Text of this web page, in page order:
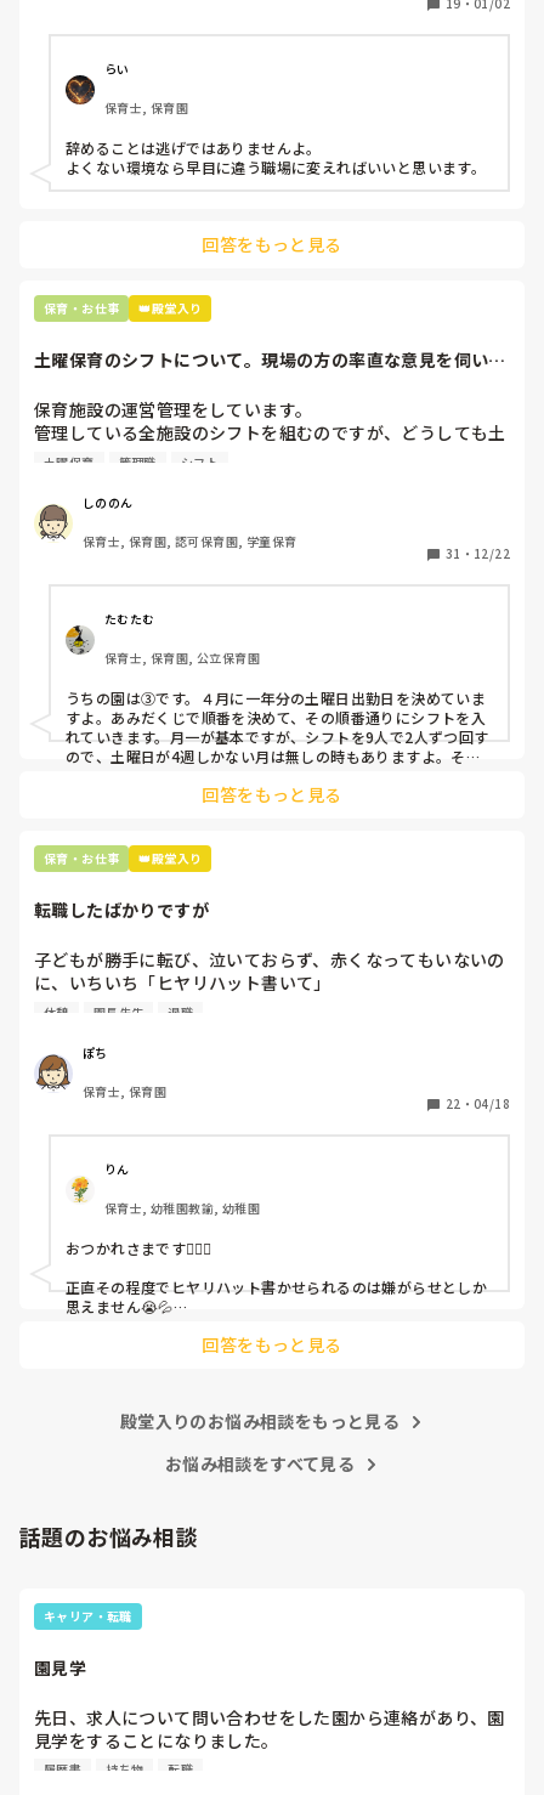
今で言う不適切保育も
仕方ないよね
もう何も言わずに
子どもの言いなりになればいいんだね
などいう意見で…
上の先生に相談することは難しそうです。
最後の職場にしようと思っていましたが
辞めることは逃げ、と、過去辞めた人も何年も言われ続けて
います
らい
保育士, 保育園
辞めることは逃げではありませんよ。
よくない環境なら早目に違う職場に変えればいいと思います。
回答をもっと見る
保育・お仕事 👑殿堂入り
土曜保育のシフトについて。現場の方の率直な意見を伺いた
保育施設の運営管理をしています。
管理している全施設のシフトを組むのですが、どうしても土
曜保育だけは入れる方が少なく、いつも苦労しています。
て入職しているはずですが、いざ勤務が始まると一日も土曜
出勤が出来ない方ばかりです。
①土曜日の希望休は2日まで、と制限をかける
②毎月、必ず土曜保育に入ることのできる日を1日だけピッ
クアップしてもらう
③仮シフトが出た時、土曜出勤が難しければ自身で代わりの
人を交渉して見つけてもらう
上記のいずれかの対策を取り入れることを考えています。
土曜保育 管理職 シフト
しののん
保育士, 保育園, 認可保育園, 学童保育
31 ・ 12/22
たむたむ
保育士, 保育園, 公立保育園
うちの園は③です。４月に一年分の土曜日出勤日を決めていま
すよ。あみだくじで順番を決めて、その順番通りにシフトを入
れていきます。月一が基本ですが、シフトを9人で2人ずつ回す
ので、土曜日が4週しかない月は無しの時もありますよ。その
て貰い、主任に報告してます。
回答をもっと見る
保育・お仕事 👑殿堂入り
転職したばかりですが
子どもが勝手に転び、泣いておらず、赤くなってもいないの
に、いちいち「ヒヤリハット書いて」
と書かされ
（そう言う本人は書かない）
しかも、上司に↑この内容でも
ちゃんと考えて対策を練って書き込むようにと。
呼ばれて一緒に対策を考えさせられること多数
これだけで30〜40分拘束されて辛いです
皆さんの園はどうですか?
休憩 園長先生 退職
ぽち
保育士, 保育園
22 ・ 04/18
りん
保育士, 幼稚園教諭, 幼稚園
おつかれさまです🙇🏻‍♀️
正直その程度でヒヤリハット書かせられるのは嫌がらせとしか
思えません😭💦
回答をもっと見る
殿堂入りのお悩み相談をもっと見る
お悩み相談をすべて見る
話題のお悩み相談
キャリア・転職
園見学
先日、求人について問い合わせをした園から連絡があり、園
見学をすることになりました。
私としては求人に応募したという認識ですが、『園見学をご
履歴書 持ち物 転職